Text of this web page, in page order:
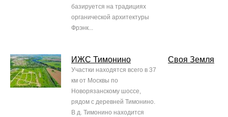
базируется на традициях
органической архитектуры
Фрэнк...
ИЖС Тимонино
Участки находятся всего в 37
км от Москвы по
Новорязанскому шоссе,
рядом с деревней Тимонино.
В д. Тимонино находится
Своя Земля